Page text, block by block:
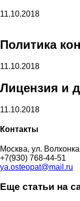
11.10.2018
Политика
11.10.2018
Лицензия и
11.10.2018
Контакты
Москва, ул.
+7(930) 768-44-51
ya.osteopat@mail.ru
Еще статьи на